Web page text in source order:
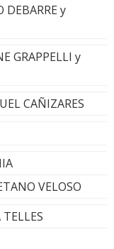
y
GRAPPELLI y
CAÑIZARES
VELOSO